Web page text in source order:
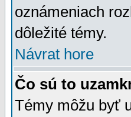
oznámeniach
dôležité témy.
Návrat hore
Čo sú to
Témy môžu byť